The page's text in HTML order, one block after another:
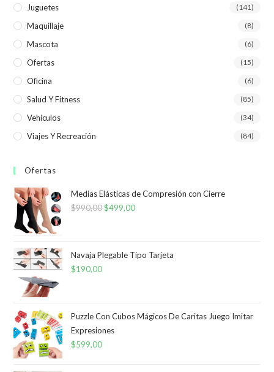
Juguetes (141)
Maquillaje (8)
Mascota (6)
Ofertas (15)
Oficina (6)
Salud Y Fitness (85)
Vehículos (34)
Viajes Y Recreación (84)
Ofertas
Medias Elásticas de Compresión con Cierre
$990,00El
era:
$499,00El
es:
Navaja Plegable Tipo Tarjeta
$190,00
Puzzle Con Cubos Mágicos De Caritas Juego Imitar
Expresiones
$599,00